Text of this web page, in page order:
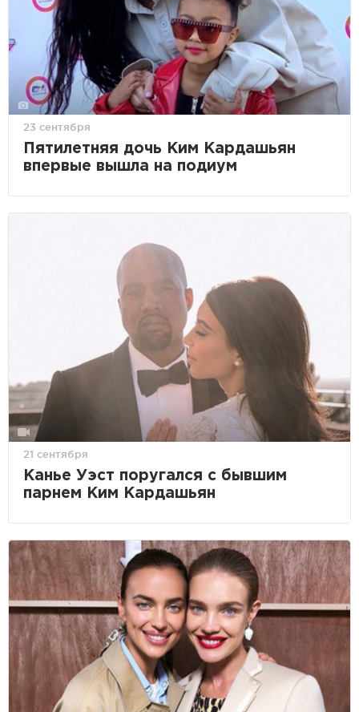
23 сентября
Пятилетняя дочь Ким Кардашьян
впервые вышла на подиум
21 сентября
Канье Уэст поругался с бывшим
парнем Ким Кардашьян